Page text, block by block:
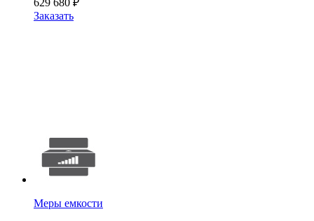
Заказать
Меры емкости